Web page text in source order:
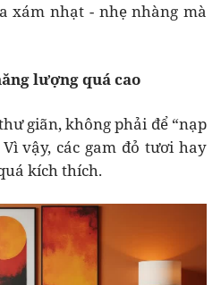
xám nhạt - nhẹ nhàng mà
lượng quá cao
giãn, không phải để “nạp
vậy, các gam đỏ tươi hay
kích thích.